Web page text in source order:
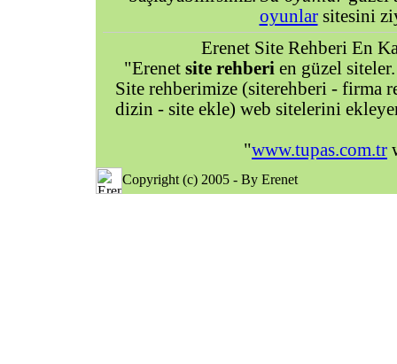
oyunlarsitesini
Erenet Site Rehberi En
"Erenet site rehberi en güzel
Site rehberimize (siterehberi - firma
dizin - site ekle) web sitelerini
"www.tupas.com.tr
Copyright (c) 2005 - By Erenet